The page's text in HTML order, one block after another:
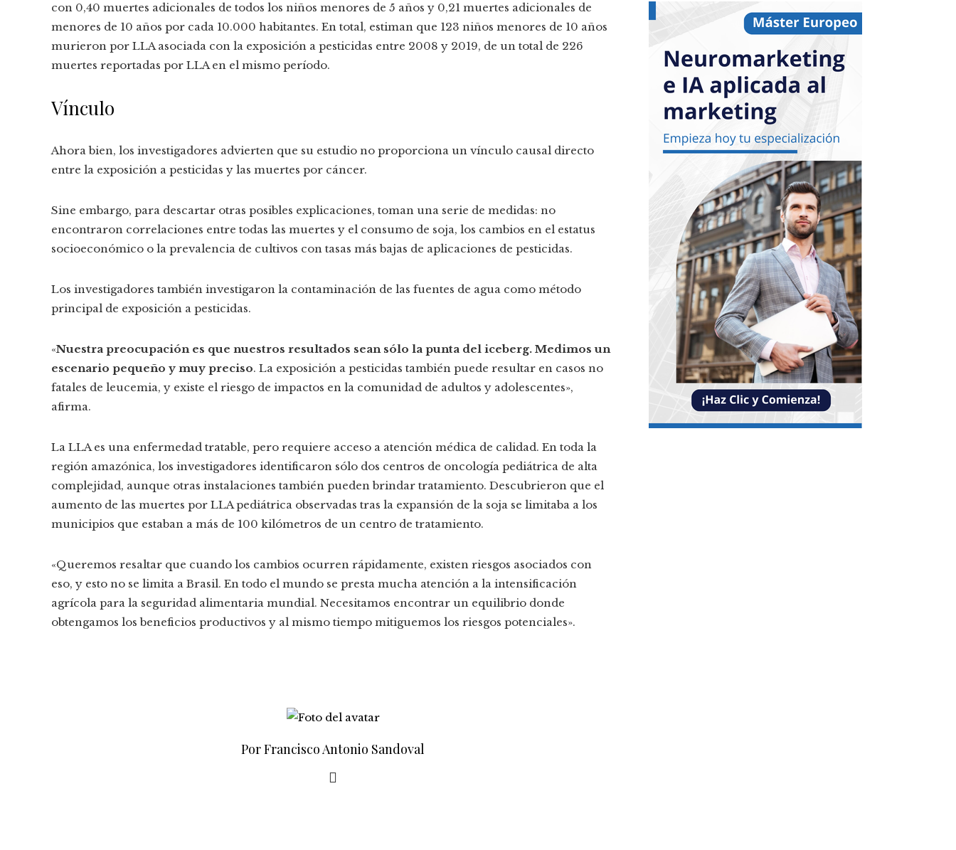
con 0,40 muertes adicionales de todos los niños menores de 5 años y 0,21 muertes adicionales de
menores de 10 años por cada 10.000 habitantes. En total, estiman que 123 niños menores de 10 años
murieron por LLA asociada con la exposición a pesticidas entre 2008 y 2019, de un total de 226
muertes reportadas por LLA en el mismo período.
Vínculo
Ahora bien, los investigadores advierten que su estudio no proporciona un vínculo causal directo
entre la exposición a pesticidas y las muertes por cáncer.
Sine embargo, para descartar otras posibles explicaciones, toman una serie de medidas: no
encontraron correlaciones entre todas las muertes y el consumo de soja, los cambios en el estatus
socioeconómico o la prevalencia de cultivos con tasas más bajas de aplicaciones de pesticidas.
Los investigadores también investigaron la contaminación de las fuentes de agua como método
principal de exposición a pesticidas.
«Nuestra preocupación es que nuestros resultados sean sólo la punta del iceberg. Medimos un
escenario pequeño y muy preciso. La exposición a pesticidas también puede resultar en casos no
fatales de leucemia, y existe el riesgo de impactos en la comunidad de adultos y adolescentes»,
afirma.
La LLA es una enfermedad tratable, pero requiere acceso a atención médica de calidad. En toda la
región amazónica, los investigadores identificaron sólo dos centros de oncología pediátrica de alta
complejidad, aunque otras instalaciones también pueden brindar tratamiento. Descubrieron que el
aumento de las muertes por LLA pediátrica observadas tras la expansión de la soja se limitaba a los
municipios que estaban a más de 100 kilómetros de un centro de tratamiento.
«Queremos resaltar que cuando los cambios ocurren rápidamente, existen riesgos asociados con
eso, y esto no se limita a Brasil. En todo el mundo se presta mucha atención a la intensificación
agrícola para la seguridad alimentaria mundial. Necesitamos encontrar un equilibrio donde
obtengamos los beneficios productivos y al mismo tiempo mitiguemos los riesgos potenciales».
Por Francisco Antonio Sandoval